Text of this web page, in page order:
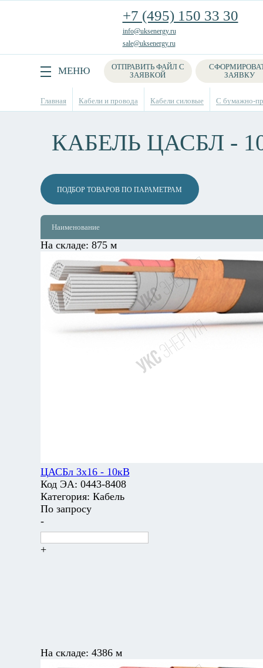
+7 (495) 150 33 30
info@uksenergy.ru
sale@uksenergy.ru
МЕНЮ
ОТПРАВИТЬ ФАЙЛ С
ЗАЯВКОЙ
ЗАЯВКУ
Поиск
Главная Кабели и провода Кабели силовые С бумажно-
КАБЕЛЬ ЦАСБЛ -
ПОДБОР ТОВАРОВ ПО ПАРАМЕТРАМ
Наименование
На складе: 875 м
ЦАСБл 3х16 - 10кВ
Код ЭА: 0443-8408
Категория: Кабель
По запросу
-
+
На складе: 4386 м